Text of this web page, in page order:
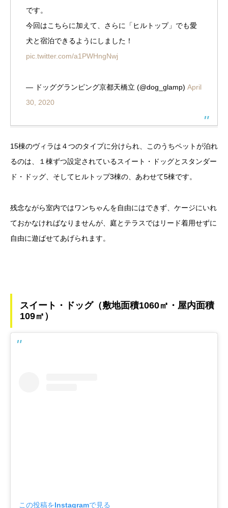
です。
今回はこちらに加えて、さらに「ヒルトップ」でも愛
犬と宿泊できるようにしました！
pic.twitter.com/a1PWHngNwj
— ドッググランピング京都天橋立 (@dog_glamp) April
30, 2020
15棟のヴィラは４つのタイプに分けられ、このうちペットが泊れ
るのは、１棟ずつ設定されているスイート・ドッグとスタンダー
ド・ドッグ、そしてヒルトップ3棟の、あわせて5棟です。
残念ながら室内ではワンちゃんを自由にはできず、ケージにいれ
ておかなければなりませんが、庭とテラスではリード着用せずに
自由に遊ばせてあげられます。
スイート・ドッグ（敷地面積1060㎡・屋内面積
109㎡）
この投稿をInstagramで見る